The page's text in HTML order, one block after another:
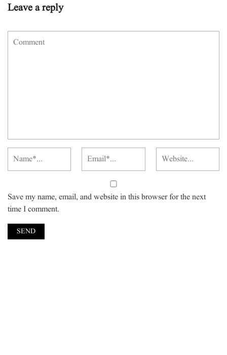
Leave a reply
Save my name, email, and website in this browser for the next
time I comment.